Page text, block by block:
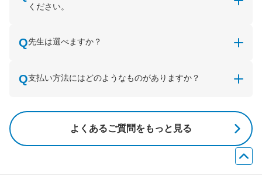
ください。
先生は選べますか？
支払い方法にはどのようなものがありますか？
よくあるご質問をもっと見る